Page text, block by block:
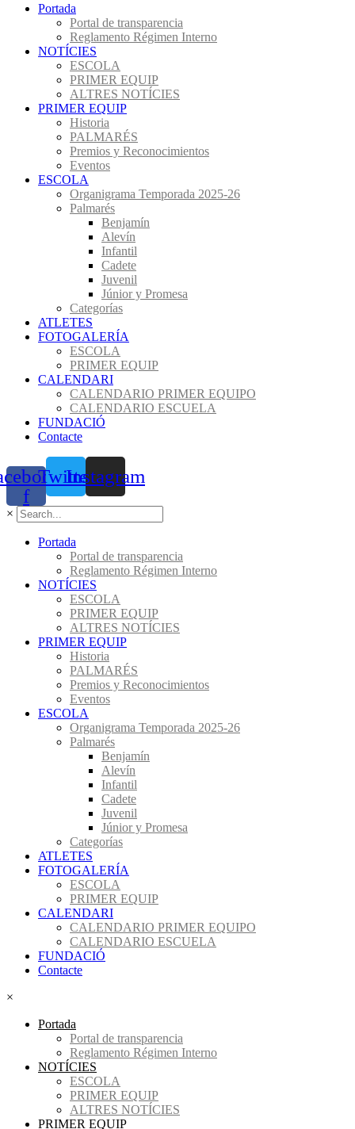
Portada
Portal de transparencia
Reglamento Régimen Interno
NOTÍCIES
ESCOLA
PRIMER EQUIP
ALTRES NOTÍCIES
PRIMER EQUIP
Historia
PALMARÉS
Premios y Reconocimientos
Eventos
ESCOLA
Organigrama Temporada 2025-26
Palmarés
Benjamín
Alevín
Infantil
Cadete
Juvenil
Júnior y Promesa
Categorías
ATLETES
FOTOGALERÍA
ESCOLA
PRIMER EQUIP
CALENDARI
CALENDARIO PRIMER EQUIPO
CALENDARIO ESCUELA
FUNDACIÓ
Contacte
f
TwitterInstagram
×
Portada
Portal de transparencia
Reglamento Régimen Interno
NOTÍCIES
ESCOLA
PRIMER EQUIP
ALTRES NOTÍCIES
PRIMER EQUIP
Historia
PALMARÉS
Premios y Reconocimientos
Eventos
ESCOLA
Organigrama Temporada 2025-26
Palmarés
Benjamín
Alevín
Infantil
Cadete
Juvenil
Júnior y Promesa
Categorías
ATLETES
FOTOGALERÍA
ESCOLA
PRIMER EQUIP
CALENDARI
CALENDARIO PRIMER EQUIPO
CALENDARIO ESCUELA
FUNDACIÓ
Contacte
×
Portada
Portal de transparencia
Reglamento Régimen Interno
NOTÍCIES
ESCOLA
PRIMER EQUIP
ALTRES NOTÍCIES
PRIMER EQUIP